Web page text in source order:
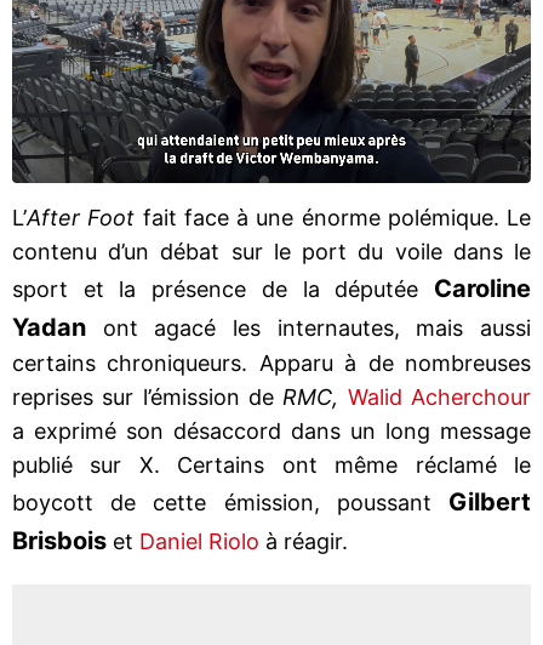
L’After Foot fait face à une énorme polémique. Le
contenu d’un débat sur le port du voile dans le
sport et la présence de la députée Caroline
Yadan
ont agacé les internautes, mais aussi
certains chroniqueurs. Apparu à de nombreuses
reprises sur l’émission de RMC, Walid Acherchour
a exprimé son désaccord dans un long message
publié sur X. Certains ont même réclamé le
boycott de cette émission, poussant Gilbert
Brisbois et Daniel Riolo à réagir.